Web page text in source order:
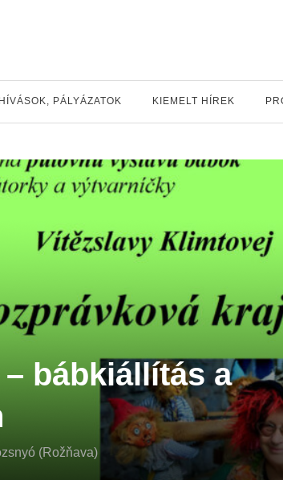
PÁLYÁZATOK KIEMELT HÍREK
bábkiállítás a
(Rožňava)